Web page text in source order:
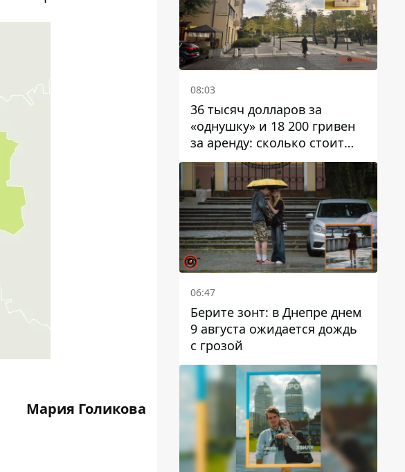
Мария Голикова
08:03
36 тысяч долларов за
«однушку» и 18 200 гривен
за аренду: сколько стоит
жилье в Днепропетровской
области
06:47
Берите зонт: в Днепре днем ​​
9 августа ожидается дождь
с грозой